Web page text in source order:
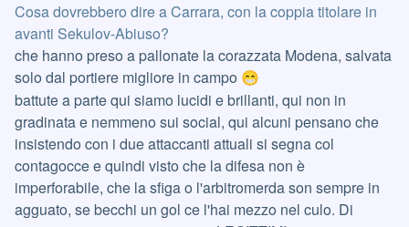
Cosa dovrebbero dire a Carrara, con la coppia titolare in
avanti Sekulov-Abiuso?
che hanno preso a pallonate la corazzata Modena, salvata
solo dal portiere migliore in campo 😁
battute a parte qui siamo lucidi e brillanti, qui non in
gradinata e nemmeno sui social, qui alcuni pensano che
insistendo con i due attaccanti attuali si segna col
contagocce e quindi visto che la difesa non è
imperforabile, che la sfiga o l'arbitromerda son sempre in
agguato, se becchi un gol ce l'hai mezzo nel culo. Di